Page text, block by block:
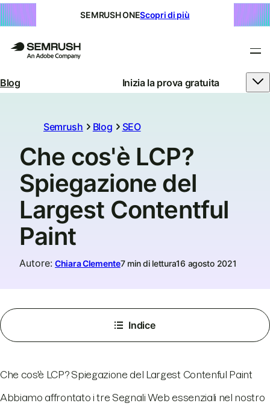
SEMRUSH ONEScopri di più
Blog Inizia la prova gratuita
Semrush Blog SEO
Che cos'è LCP?
Spiegazione del
Largest Contentful
Paint
Autore: Chiara Clemente7 min di lettura16 agosto 2021
Indice
Che cos'è LCP? Spiegazione del Largest Contenful Paint
Abbiamo affrontato i tre Segnali Web essenziali nel nostro